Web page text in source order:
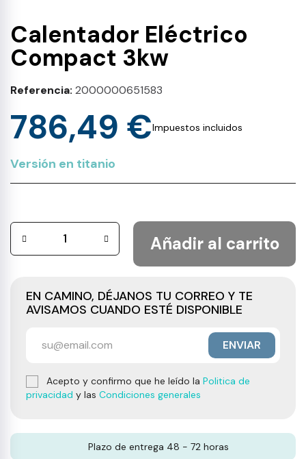
Calentador Eléctrico
Compact 3kw
Referencia 2000000651583
786,49 €Impuestos incluidos
Versión en titanio
Añadir al carrito
EN CAMINO, DÉJANOS TU CORREO Y TE
AVISAMOS CUANDO ESTÉ DISPONIBLE
ENVIAR
Acepto y confirmo que he leído la Politica de
privacidad y las Condiciones generales
Plazo de entrega 48 - 72 horas